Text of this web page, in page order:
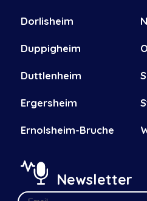
Dorlisheim
Duppigheim
Duttlenheim
Ergersheim
Ernolsheim-Bruche
Newsletter